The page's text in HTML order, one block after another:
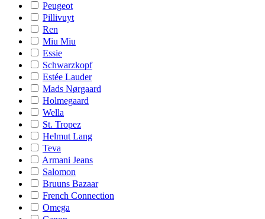
Peugeot
Pillivuyt
Ren
Miu Miu
Essie
Schwarzkopf
Estée Lauder
Mads Nørgaard
Holmegaard
Wella
St. Tropez
Helmut Lang
Teva
Armani Jeans
Salomon
Bruuns Bazaar
French Connection
Omega